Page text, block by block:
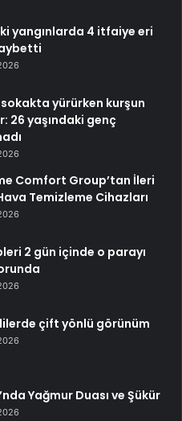
yangınlarda 4 itfaiye eri
yürürken kurşun
26 yaşındaki genç
Comfort Group’tan İleri
Temizleme Cihazları
2 gün içinde o parayı
çift yönlü görünüm
Yağmur Duası ve Şükür